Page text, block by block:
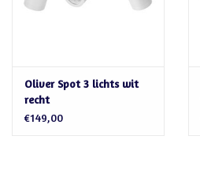
Oliver Spot 3 lichts wit
recht
€149,00